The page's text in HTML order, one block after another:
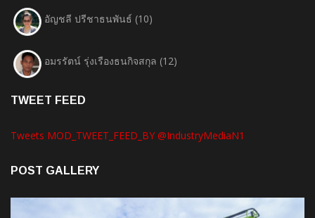
อัญชลี ปรีชาธนพันธ์ (10)
อมรรัตน์ รุ่งเรืองธนกิจสกุล (12)
TWEET FEED
Tweets MOD_TWEET_FEED_BY @IndustryMediaN1
POST GALLERY